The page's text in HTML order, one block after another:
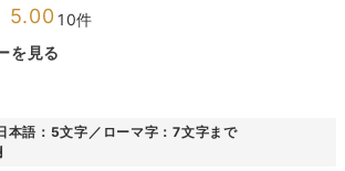
5.00 10
を見る
本語：5文字／ローマ字：7文字まで